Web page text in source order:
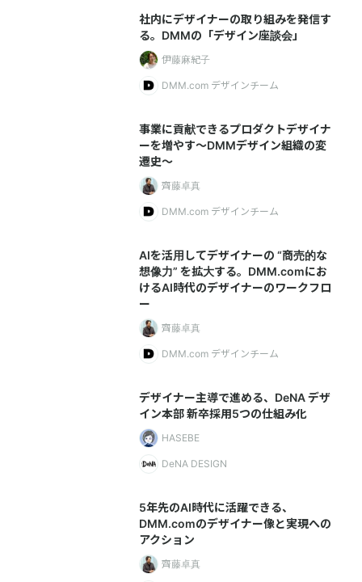
社内にデザイナーの取り組みを発信す
る。DMMの「デザイン座談会」
伊藤麻紀子
DMM.com デザインチーム
事業に貢献できるプロダクトデザイナ
ーを増やす〜DMMデザイン組織の変
遷史〜
齊藤卓真
DMM.com デザインチーム
AIを活用してデザイナーの “商売的な
想像力” を拡大する。DMM.comにお
けるAI時代のデザイナーのワークフロ
ー
齊藤卓真
DMM.com デザインチーム
デザイナー主導で進める、DeNA デザ
イン本部 新卒採用5つの仕組み化
HASEBE
DeNA DESIGN
5年先のAI時代に活躍できる、
DMM.comのデザイナー像と実現への
アクション
齊藤卓真